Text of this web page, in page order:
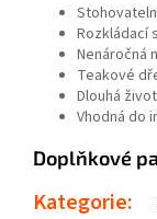
Rozkládací
Nenáročná
Teakové
Dlouhá
Vhodná do
Doplňkové
Kategorie: